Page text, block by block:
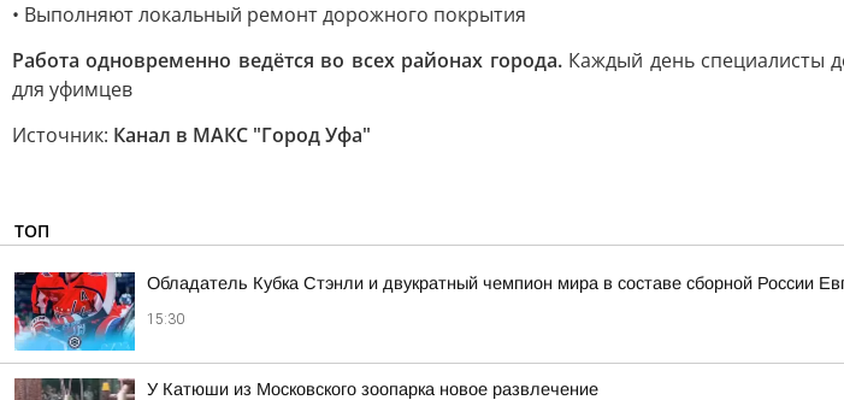
• Выполняют локальный ремонт дорожного покрытия
Работа одновременно ведётся во всех районах города. Каждый день специалисты
для уфимцев
Источник: Канал в МАКС "Город Уфа"
ТОП
Обладатель Кубка Стэнли и двукратный чемпион мира в составе сборной России
15:30
У Катюши из Московского зоопарка новое развлечение